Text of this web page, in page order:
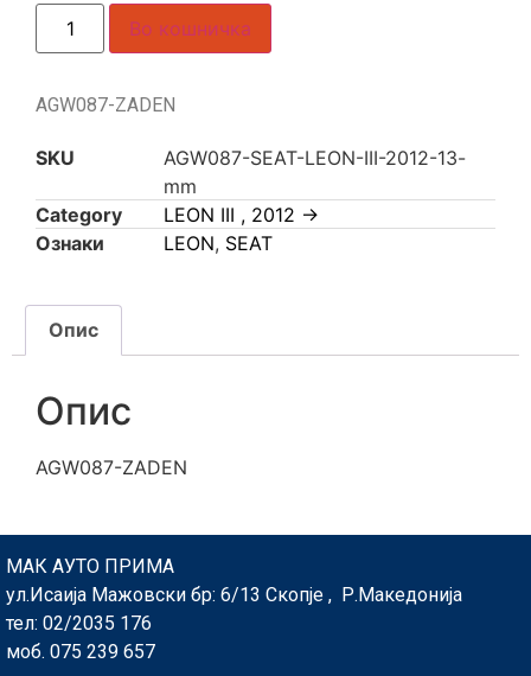
Во кошничка
AGW087-ZADEN
SKU
AGW087-SEAT-LEON-III-2012-13-
mm
Category
LEON III , 2012 ->
Ознаки
LEON, SEAT
Опис
Опис
AGW087-ZADEN
МАК АУТО ПРИМА
ул.Исаија Мажовски бр: 6/13 Скопје , Р.Македонија
тел: 02/2035 176
моб. 075 239 657